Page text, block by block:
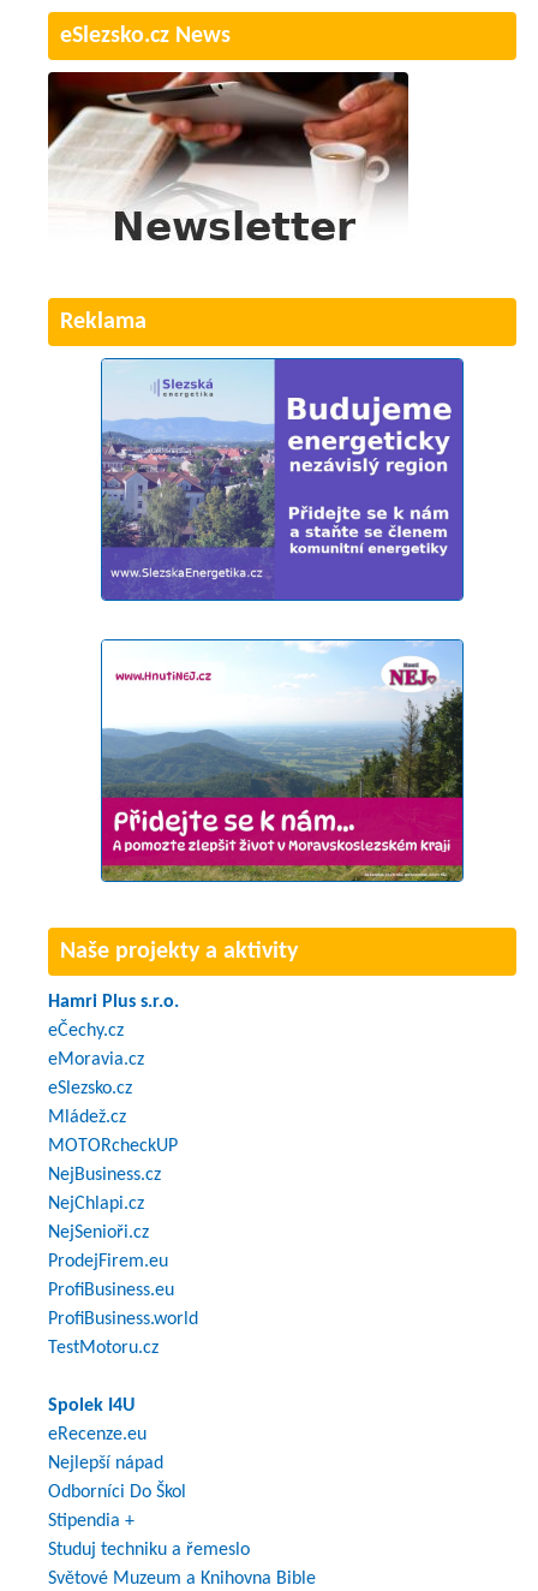
eSlezsko.cz News
Reklama
Naše projekty a aktivity
Hamri Plus s.r.o.
eČechy.cz
eMoravia.cz
eSlezsko.cz
Mládež.cz
MOTORcheckUP
NejBusiness.cz
NejChlapi.cz
NejSenioři.cz
ProdejFirem.eu
ProfiBusiness.eu
ProfiBusiness.world
TestMotoru.cz
Spolek I4U
eRecenze.eu
Nejlepší nápad
Odborníci Do Škol
Stipendia +
Studuj techniku a řemeslo
Světové Muzeum a Knihovna Bible